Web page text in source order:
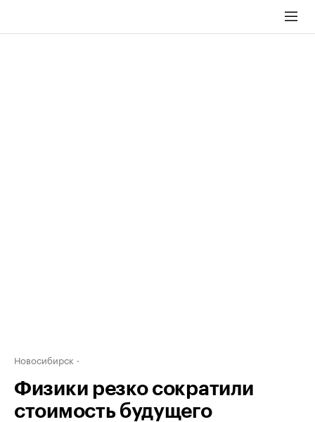
Новосибирск
Физики резко сократили
стоимость будущего